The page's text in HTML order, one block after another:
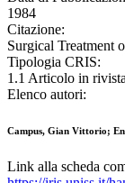
1984
Citazione:
Surgical Treatment
Tipologia CRIS:
1.1 Articolo in
Elenco autori:
Campus, Gian Vittorio;
Link alla scheda